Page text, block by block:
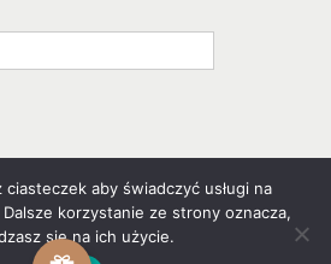
PolicyAll rights reserved. Designed
aby świadczyć usługi na
korzystanie ze strony oznacza,
się na ich użycie.